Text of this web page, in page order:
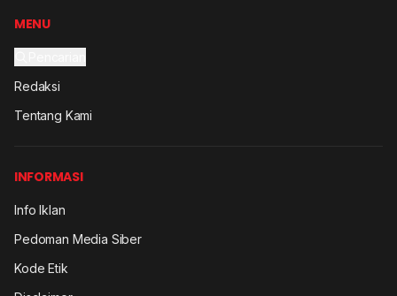
MENU
Redaksi
Tentang Kami
INFORMASI
Info Iklan
Pedoman Media Siber
Kode Etik